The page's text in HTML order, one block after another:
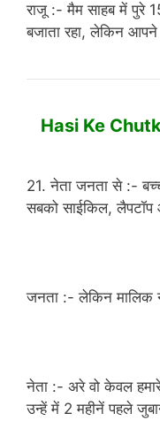
राजू :- मैम साहब में पुरे
बजाता रहा, लेकिन
Hasi Ke
21. नेता जनता से :-
सबको साईकिल, लैपटॉप
जनता :- लेकिन मालिक
नेता :- अरे वो केवल
उन्हें में 2 महीनें पहले